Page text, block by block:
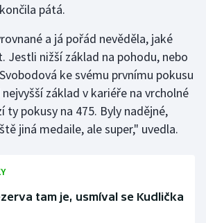
pátá.
a já pořád nevěděla, jaké
Jestli nižší základ na pohodu, nebo
ke svému prvnímu pokusu
základ v kariéře na vrcholné
ty pokusy na 475. Byly nadějné,
jiná medaile, ale super," uvedla.
tam je, usmíval se Kudlička